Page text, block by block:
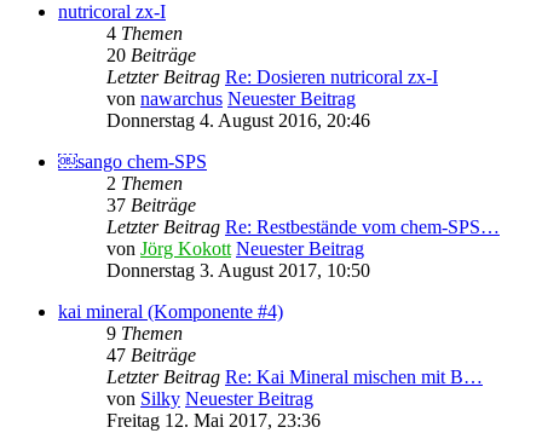
nutricoral zx-I
4 Themen
20 Beiträge
Letzter Beitrag Re: Dosieren nutricoral zx-I
von nawarchus Neuester Beitrag
Donnerstag 4. August 2016, 20:46
￼sango chem-SPS
2 Themen
37 Beiträge
Letzter Beitrag Re: Restbestände vom chem-SPS…
von Jörg Kokott Neuester Beitrag
Donnerstag 3. August 2017, 10:50
kai mineral (Komponente #4)
9 Themen
47 Beiträge
Letzter Beitrag Re: Kai Mineral mischen mit B…
von Silky Neuester Beitrag
Freitag 12. Mai 2017, 23:36